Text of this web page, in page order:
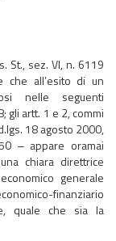
St., sez. VI, n. 6119
all’esito di un
nelle seguenti
gli artt. 1 e 2, commi
18 agosto 2000,
‒ appare oramai
chiara direttrice
generale
finanziario
quale che sia la